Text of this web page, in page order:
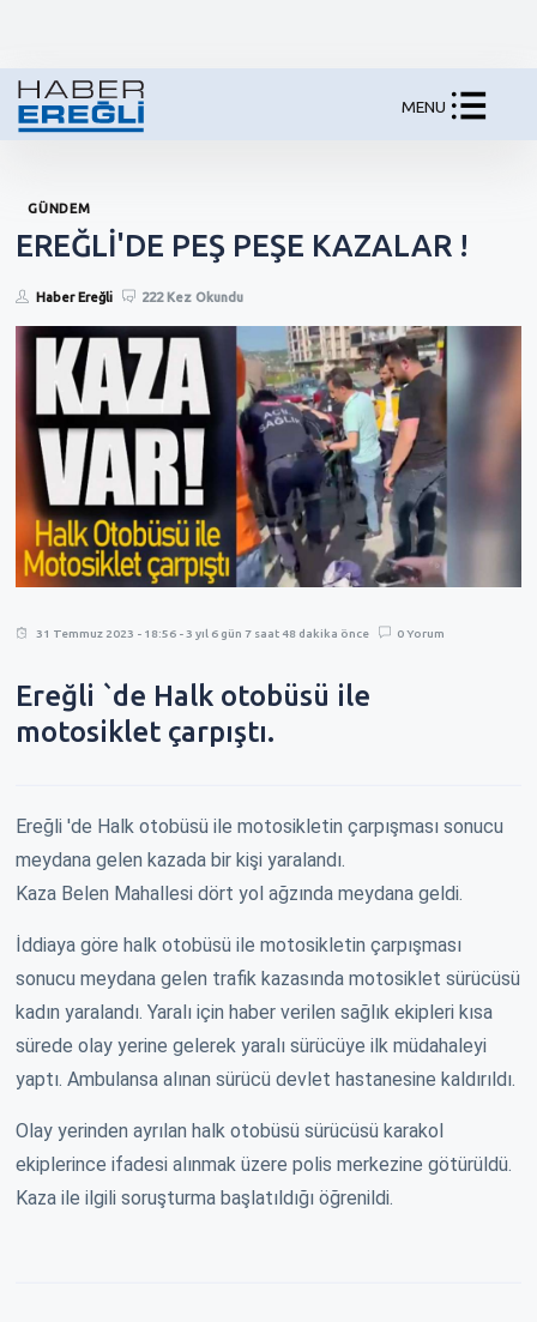
MENU
GÜNDEM
EREĞLİ'DE PEŞ PEŞE KAZALAR !
Haber Ereğli 222 Kez Okundu
31 Temmuz 2023 - 18:56 - 3 yıl 6 gün 7 saat 48 dakika önce 0 Yorum
Ereğli `de Halk otobüsü ile
motosiklet çarpıştı.
Ereğli 'de Halk otobüsü ile motosikletin çarpışması sonucu
meydana gelen kazada bir kişi yaralandı.
Kaza Belen Mahallesi dört yol ağzında meydana geldi.
İddiaya göre halk otobüsü ile motosikletin çarpışması
sonucu meydana gelen trafik kazasında motosiklet sürücüsü
kadın yaralandı. Yaralı için haber verilen sağlık ekipleri kısa
sürede olay yerine gelerek yaralı sürücüye ilk müdahaleyi
yaptı. Ambulansa alınan sürücü devlet hastanesine kaldırıldı.
Olay yerinden ayrılan halk otobüsü sürücüsü karakol
ekiplerince ifadesi alınmak üzere polis merkezine götürüldü.
Kaza ile ilgili soruşturma başlatıldığı öğrenildi.